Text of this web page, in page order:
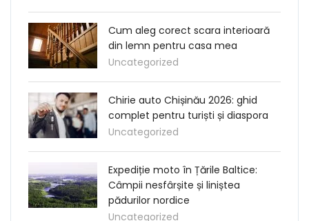
Cum aleg corect scara interioară
din lemn pentru casa mea
Uncategorized
Chirie auto Chișinău 2026: ghid
complet pentru turiști și diaspora
Uncategorized
Expediție moto în Țările Baltice:
Câmpii nesfârșite și liniștea
pădurilor nordice
Uncategorized